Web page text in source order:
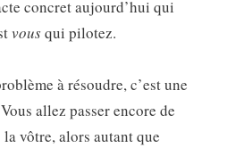
concret aujourd’hui qui
vousqui pilotez.
à résoudre, c’est une
allez passer encore de
la vôtre, alors autant que